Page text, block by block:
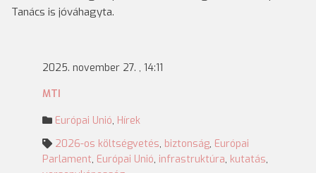
Tanács is jóváhagyta.
2025. november 27. , 14:11
MTI
Európai Unió, Hírek
2026-os költségvetés, biztonság, Európai
Parlament, Európai Unió, infrastruktúra, kutatás,